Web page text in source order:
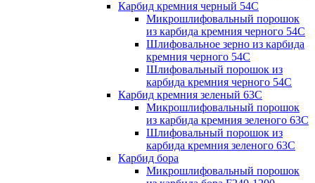
Карбид кремния черный 54С
Микрошлифовальный порошок
из карбида кремния черного 54С
Шлифовальное зерно из карбида
кремния черного 54C
Шлифовальный порошок из
карбида кремния черного 54С
Карбид кремния зеленый 63С
Микрошлифовальный порошок
из карбида кремния зеленого 63С
Шлифовальный порошок из
карбида кремния зеленого 63С
Карбид бора
Микрошлифовальный порошок